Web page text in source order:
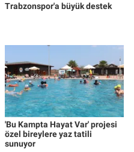
Trabzonspor'a büyük destek
'Bu Kampta Hayat Var' projesi
özel bireylere yaz tatili
sunuyor